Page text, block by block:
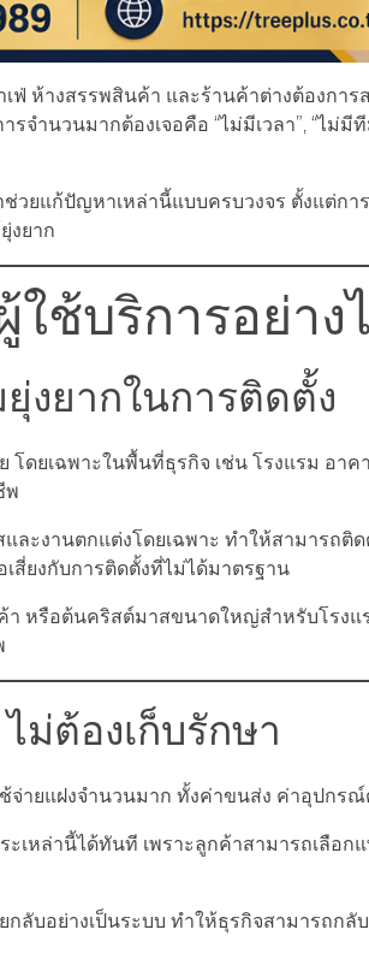
ฟ่ ห้างสรรพสินค้า และร้านค้าต่างต้องกา
ำนวนมากต้องเจอคือ “ไม่มีเวลา”, “ไม่มี
ช่วยแก้ปัญหาเหล่านี้แบบครบวงจร ตั้งแต่ก
งยาก
ช้บริการอย่าง
งยากในการติดตั้ง
ดยเฉพาะในพื้นที่ธุรกิจ เช่น โรงแรม อา
พ
งานตกแต่งโดยเฉพาะ ทำให้สามารถติด
สี่ยงกับการติดตั้งที่ไม่ได้มาตรฐาน
า หรือต้นคริสต์มาสขนาดใหญ่สำหรับโรง
ม่ต้องเก็บรักษา
ายแฝงจำนวนมาก ทั้งค่าขนส่ง ค่าอุปกร
เหล่านี้ได้ทันที เพราะลูกค้าสามารถเลือก
ลับอย่างเป็นระบบ ทำให้ธุรกิจสามารถก